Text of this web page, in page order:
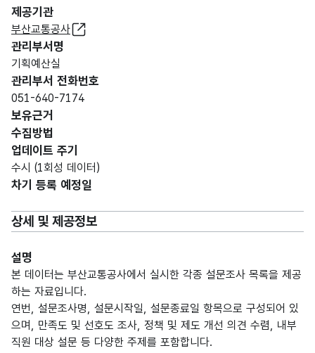
제공기관
부산교통공사
관리부서명
기획예산실
관리부서 전화번호
051-640-7174
보유근거
수집방법
업데이트 주기
수시 (1회성 데이터)
차기 등록 예정일
상세 및 제공정보
설명
본 데이터는 부산교통공사에서 실시한 각종 설문조사 목록을 제공
하는 자료입니다.
연번, 설문조사명, 설문시작일, 설문종료일 항목으로 구성되어 있
으며, 만족도 및 선호도 조사, 정책 및 제도 개선 의견 수렴, 내부
직원 대상 설문 등 다양한 주제를 포함합니다.